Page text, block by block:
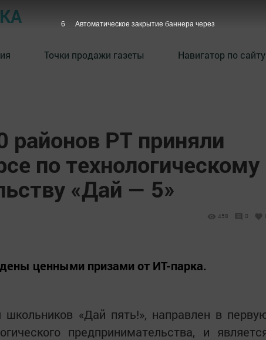
Точки продажи газеты Навигатор по сайту
районов РТ приняли
по технологическому
«Дай — 5»
458 0
ценными призами от ИТ-парка.
школьников «Дай пять!», направлен в
предпринимательства, и
5 Автоматическое закрытие баннера через